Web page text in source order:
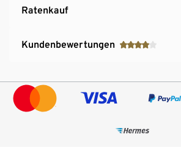
Ratenkauf
Kundenbewertungen